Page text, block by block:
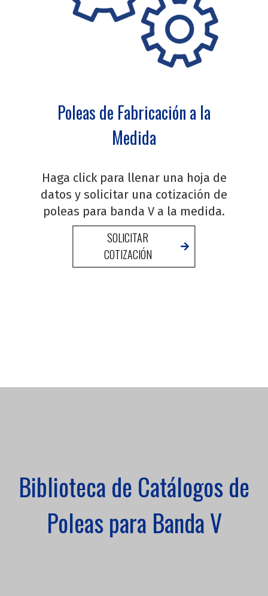
Poleas de Fabricación a la
Medida
Haga click para llenar una hoja de
datos y solicitar una cotización de
poleas para banda V a la medida.
SOLICITAR
COTIZACIÓN
Biblioteca de Catálogos de
Poleas para Banda V